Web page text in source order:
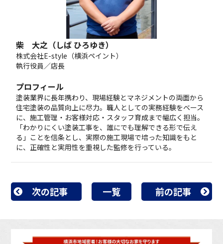
柴 大之（しば ひろゆき）
株式会社E-style（横浜ペイント）
執行役員／店長
プロフィール
塗装業界に長年携わり、現場経験とマネジメントの両面から
住宅塗装の品質向上に尽力。職人としての実務経験をベース
に、施工管理・お客様対応・スタッフ育成まで幅広く担当。
「わかりにくい塗装工事を、誰にでも理解できる形で伝え
る」ことを信条とし、実際の施工現場で培った知識をもと
に、正確性と実用性を重視した監修を行っている。
次の記事 一覧 前の記事